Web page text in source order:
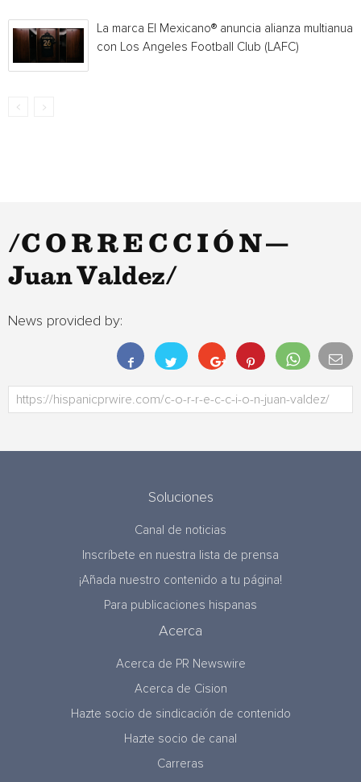
La marca El Mexicano® anuncia alianza multianual
con Los Angeles Football Club (LAFC)
/C O R R E C C I Ó N —
Juan Valdez/
News provided by:
Soluciones
Canal de noticias
Inscríbete en nuestra lista de prensa
¡Añada nuestro contenido a tu página!
Para publicaciones hispanas
Acerca
Acerca de PR Newswire
Acerca de Cision
Hazte socio de sindicación de contenido
Hazte socio de canal
Carreras